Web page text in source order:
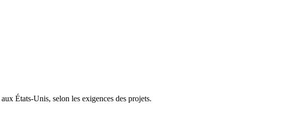
aux États-Unis, selon les exigences des projets.